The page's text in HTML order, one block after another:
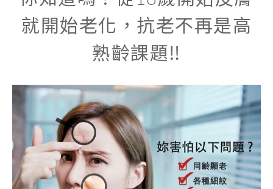
就開始老化，抗老不再是高
熟齡課題‼